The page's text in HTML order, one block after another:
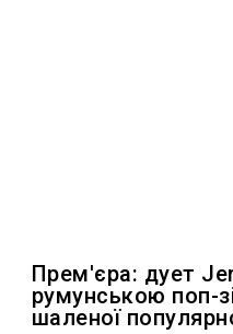
Прем'єра: дует
румунською поп-
шаленої